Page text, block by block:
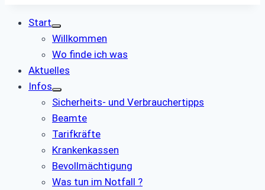
Start
Willkommen
Wo finde ich was
Aktuelles
Infos
Sicherheits- und Verbrauchertipps
Beamte
Tarifkräfte
Krankenkassen
Bevollmächtigung
Was tun im Notfall ?